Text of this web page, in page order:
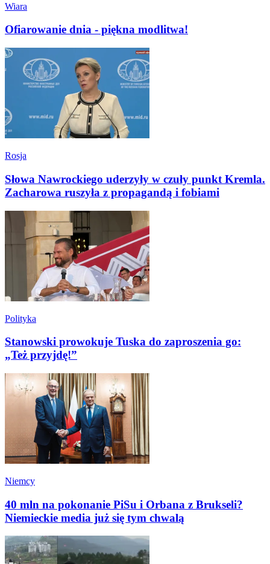
Wiara
Ofiarowanie dnia - piękna modlitwa!
Rosja
Słowa Nawrockiego uderzyły w czuły punkt Kremla.
Zacharowa ruszyła z propagandą i fobiami
Polityka
Stanowski prowokuje Tuska do zaproszenia go:
„Też przyjdę!”
Niemcy
40 mln na pokonanie PiSu i Orbana z Brukseli?
Niemieckie media już się tym chwalą